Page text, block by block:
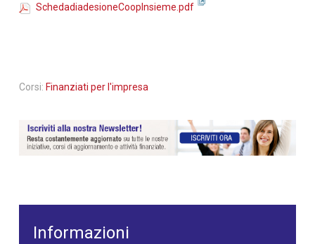
SchedadiadesioneCoopInsieme.pdf
Corsi: Finanziati per l'impresa
Informazioni